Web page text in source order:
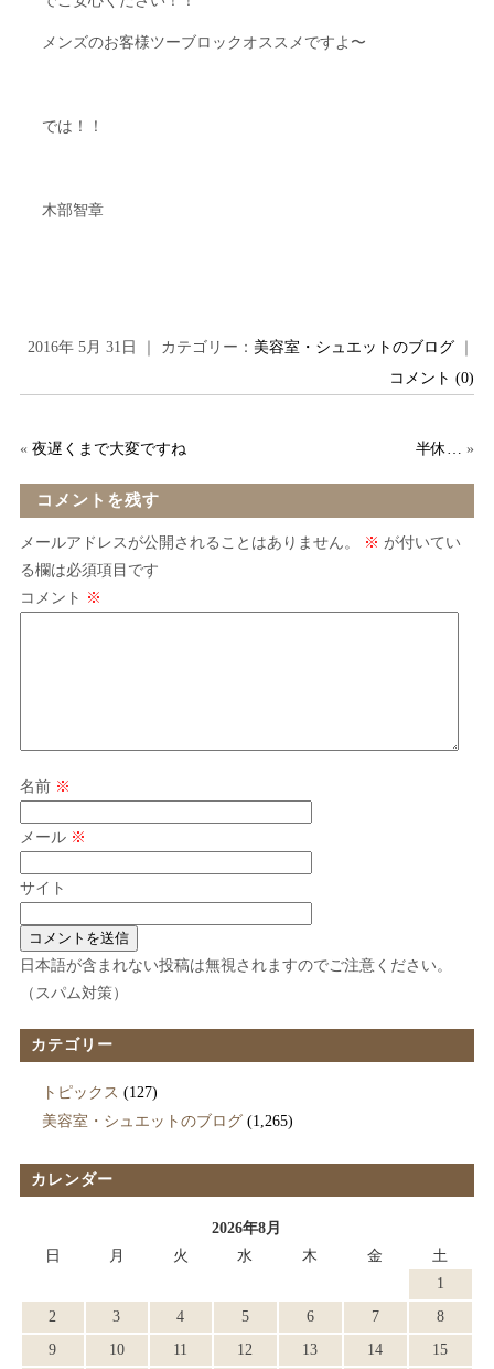
メンズのお客様ツーブロックオススメですよ〜
では！！
木部智章
2016年 5月 31日 ｜ カテゴリー： 美容室・シュエットのブログ
コメント (0)
« 夜遅くまで大変ですね 半休… »
コメントを残す
メールアドレスが公開されることはありません。 ※ が付いてい
る欄は必須項目です
コメント ※
名前 ※
メール ※
サイト
日本語が含まれない投稿は無視されますのでご注意ください。
（スパム対策）
カテゴリー
トピックス (127)
美容室・シュエットのブログ(1,265)
カレンダー
2026年8月
日
月 火 水 木 金
土
1
2
3 4 5 6 7
8
9
10 11 12 13 14
15